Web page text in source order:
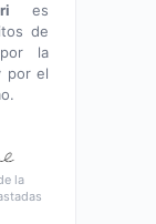
es
de
la
por el
la